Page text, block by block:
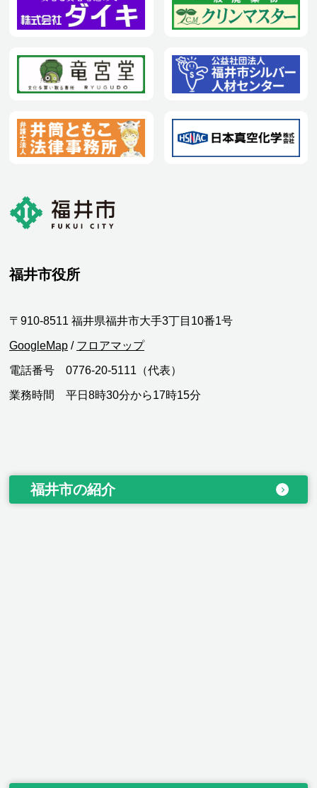
福井市役所
〒910-8511 福井県福井市大手3丁目10番1号
GoogleMap / フロアマップ
電話番号 0776-20-5111（代表）
業務時間 平日8時30分から17時15分
福井市の紹介